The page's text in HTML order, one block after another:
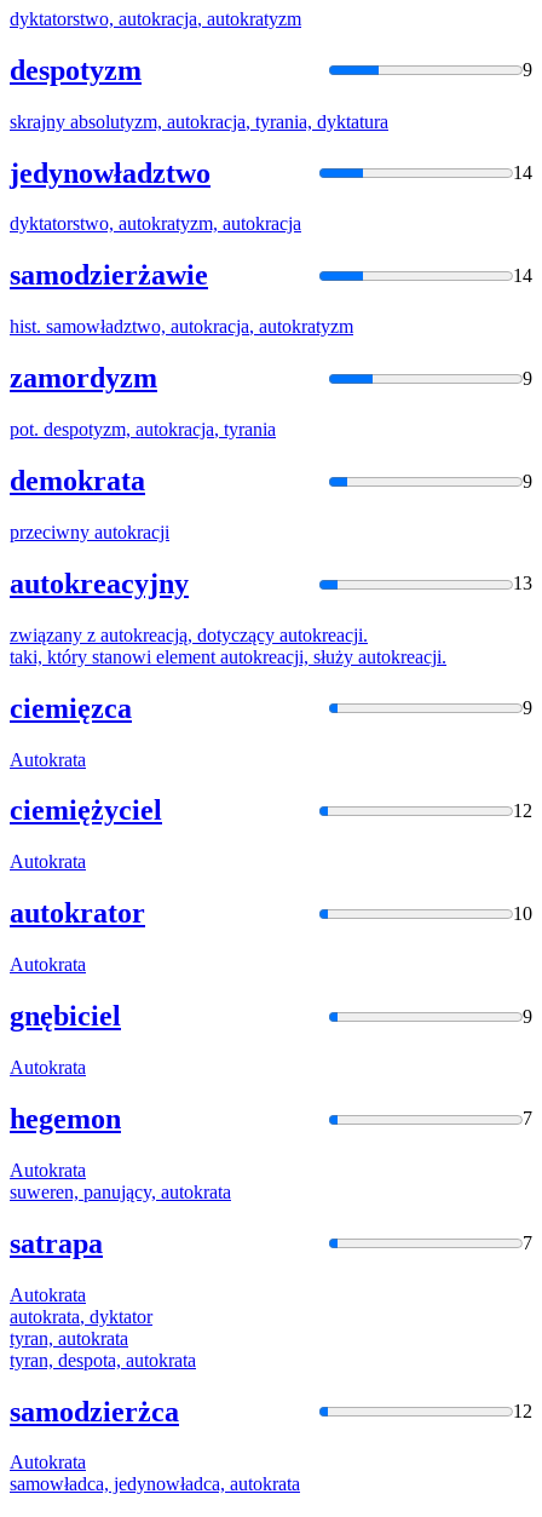
dyktatorstwo, autokracja, autokratyzm
despotyzm 9
skrajny absolutyzm, autokracja, tyrania, dyktatura
jedynowładztwo 14
dyktatorstwo, autokratyzm, autokracja
samodzierżawie 14
hist. samowładztwo, autokracja, autokratyzm
zamordyzm 9
pot. despotyzm, autokracja, tyrania
demokrata 9
przeciwny autokracji
autokreacyjny 13
związany z autokreacją, dotyczący autokreacji.
taki, który stanowi element autokreacji, służy autokreacji.
ciemięzca 9
Autokrata
ciemiężyciel 12
Autokrata
autokrator 10
Autokrata
gnębiciel 9
Autokrata
hegemon 7
Autokrata
suweren, panujący, autokrata
satrapa 7
Autokrata
autokrata, dyktator
tyran, autokrata
tyran, despota, autokrata
samodzierżca 12
Autokrata
samowładca, jedynowładca, autokrata